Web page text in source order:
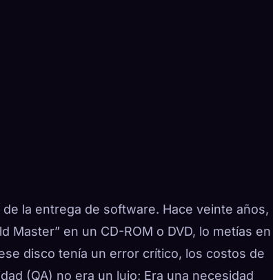
la entrega de software. Hace veinte años,
Master” en un CD-ROM o DVD, lo metías en
disco tenía un error crítico, los costos de
(QA) no era un lujo; Era una necesidad